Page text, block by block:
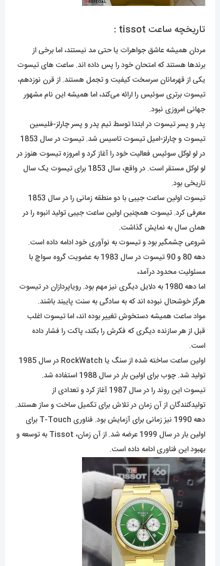
تاریخچه ساعت tissot :
مردان همیشه عاشق جواهرات یا حتی مد نیستند، اما برخی از
برندها هستند که امتحان خود را پس داده اند. ساعت های تیسوت
یکی از قهرمانان سرسخت کیفیت و تجمل هستند. از قرن نوزدهم،
تیسوت برتری سوئیس را ارائه می‌کند، اما همیشه این نام مشهور
جهانی امروزی نبود.
پدر و پسر تیسوت در ابتدا توسط تیم پدر و پسر چارلز-فلیسین
تیسوت و چارلز-امیل تیسوت تاسیس شد. تیسوت در سال 1853
در لو لوکل سوئیس فعالیت خود را آغاز کرد و امروزه تیسوت هنوز در
لو لوکل مستقر است. در واقع، سال 1853 برای تیسوت یک سال
تاریخی بود.
تیسوت اولین ساعت جیبی با دو منطقه زمانی را در سال 1853
معرفی کرد. تیسوت همچنین اولین ساعت جیبی تولید انبوه را در
همان سال به نمایش گذاشت.
شروعی چشمگیر بود و تیسوت به نوآوری خود ادامه داده است.
دهه 80 و 90 تیسوت در سال 1983 به عضویت گروه سواچ با
مسئولیت محدود درآمد،
اما دهه 1980 به دلایل دیگری نیز مهم بود. رویاپردازان در تیسوت
هرگز خوشحال نبوده اند که به سادگی به سنت پایبند باشند.
مواد ساعت همیشه دستخوش تغییر بوده اند، اما تیسوت اغلب
قبل از هر سازنده دیگری که فکرش را بکند، پاکت را فشار داده
است.
اولین ساعت ساخته شده از سنگ یا RockWatch در سال 1985
تولید شد. چوب برای اولین بار در سال 1988 استفاده شد.
تیسوت این روند را در سال 1987 آغاز کرد و تعدادی از
تولیدکنندگان از آن زمان در تلاش برای تکمیل ساخت و ساز هستند.
دهه 1990 نیز زمانی برای آزمایش بود. فناوری T-Touch برای
اولین بار در سال 1999 عرضه شد. از آن زمان، Tissot به توسعه و
بهبود این فناوری ادامه داده است.